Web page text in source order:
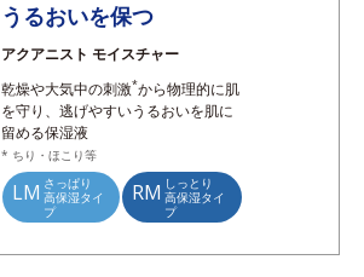
うるおいを保つ
アクアニスト モイスチャー
乾燥や大気中の刺激*から物理的に肌
を守り、逃げやすいうるおいを肌に
留める保湿液
* ちり・ほこり等
LM さっぱり
高保湿タイ
プ
RM しっとり
高保湿タイ
プ